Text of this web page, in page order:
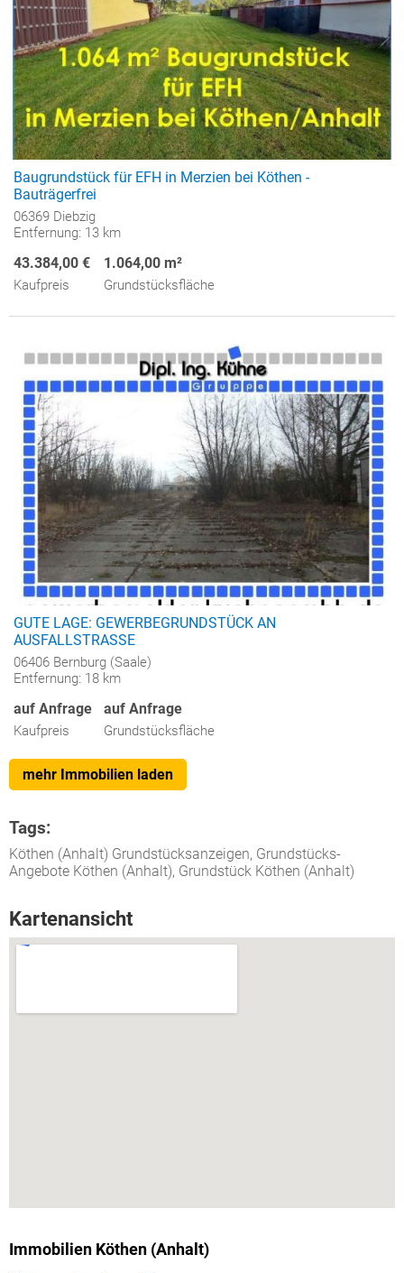
Baugrundstück für EFH in Merzien bei Köthen -
Bauträgerfrei
06369 Diebzig
Entfernung: 13 km
43.384,00 €
Kaufpreis
1.064,00 m²
Grundstücksfläche
GUTE LAGE: GEWERBEGRUNDSTÜCK AN
AUSFALLSTRASSE
06406 Bernburg (Saale)
Entfernung: 18 km
auf Anfrage
Kaufpreis
auf Anfrage
Grundstücksfläche
mehr Immobilien laden
Tags:
Köthen (Anhalt) Grundstücksanzeigen, Grundstücks-
Angebote Köthen (Anhalt), Grundstück Köthen (Anhalt)
Kartenansicht
Immobilien Köthen (Anhalt)